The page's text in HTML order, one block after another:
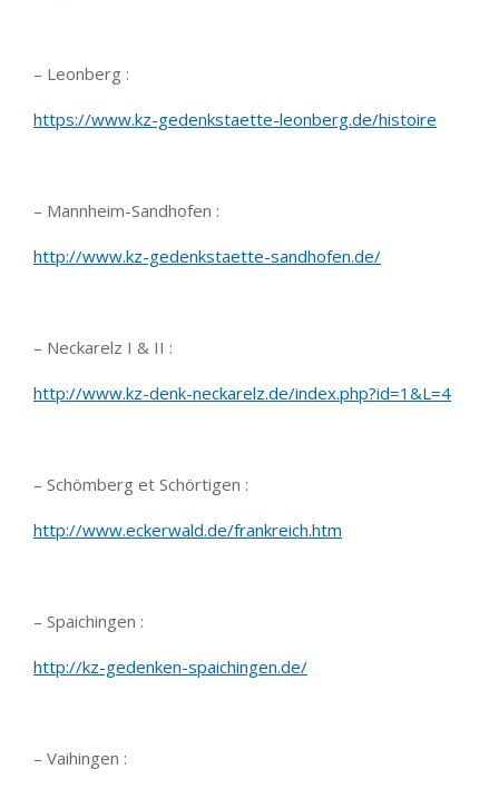
– Leonberg :
https://www.kz-gedenkstaette-leonberg.de/histoire
– Mannheim-Sandhofen :
http://www.kz-gedenkstaette-sandhofen.de/
– Neckarelz I & II :
http://www.kz-denk-neckarelz.de/index.php?id=1&L=4
– Schömberg et Schörtigen :
http://www.eckerwald.de/frankreich.htm
– Spaichingen :
http://kz-gedenken-spaichingen.de/
– Vaihingen :